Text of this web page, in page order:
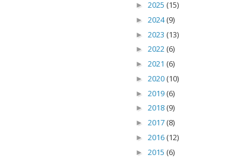
► 2025 (15)
► 2024(9)
► 2023 (13)
► 2022 (6)
► 2021 (6)
► 2020 (10)
► 2019 (6)
► 2018 (9)
► 2017 (8)
► 2016 (12)
► 2015 (6)